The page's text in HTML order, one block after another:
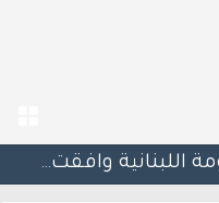
بزشكيان يلوّح بالاستقالة للضغط نحو اتفاق مع واشنطن